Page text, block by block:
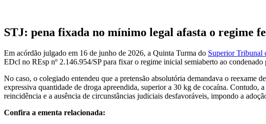
STJ: pena fixada no mínimo legal afasta o regime
Em acórdão julgado em 16 de junho de 2026, a Quinta Turma do Superior Tribunal
EDcl no REsp nº 2.146.954/SP para fixar o regime inicial semiaberto ao condenado
No caso, o colegiado entendeu que a pretensão absolutória demandava o
expressiva quantidade de droga apreendida, superior a 30 kg de cocaína.
reincidência e a ausência de circunstâncias judiciais desfavoráveis, impondo a
Confira a ementa relacionada: